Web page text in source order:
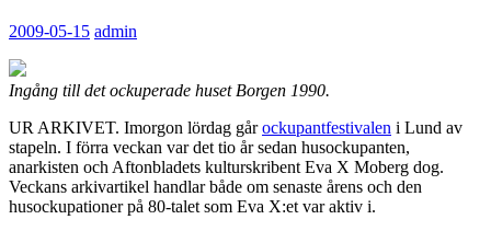
2009-05-15 admin
Ingång till det ockuperade huset Borgen 1990.
UR ARKIVET. Imorgon lördag gårockupantfestivalen i Lund av
stapeln. I förra veckan var det tio år sedan husockupanten,
anarkisten och Aftonbladets kulturskribent Eva X Moberg dog.
Veckans arkivartikel handlar både om senaste årens och den
husockupationer på 80-talet som Eva X:et var aktiv i.